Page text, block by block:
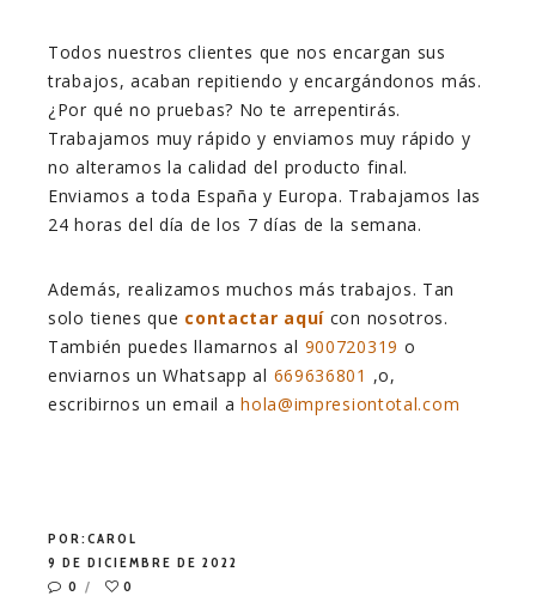
Todos nuestros clientes que nos encargan sus
trabajos, acaban repitiendo y encargándonos más.
¿Por qué no pruebas? No te arrepentirás.
Trabajamos muy rápido y enviamos muy rápido y
no alteramos la calidad del producto final.
Enviamos a toda España y Europa. Trabajamos las
24 horas del día de los 7 días de la semana.
Además, realizamos muchos más trabajos. Tan
solo tienes que contactar aquí con nosotros.
También puedes llamarnos al 900720319 o
enviarnos un Whatsapp al 669636801 ,o,
escribirnos un email ahola@impresiontotal.com
POR:CAROL
9 DE DICIEMBRE DE 2022
0
0